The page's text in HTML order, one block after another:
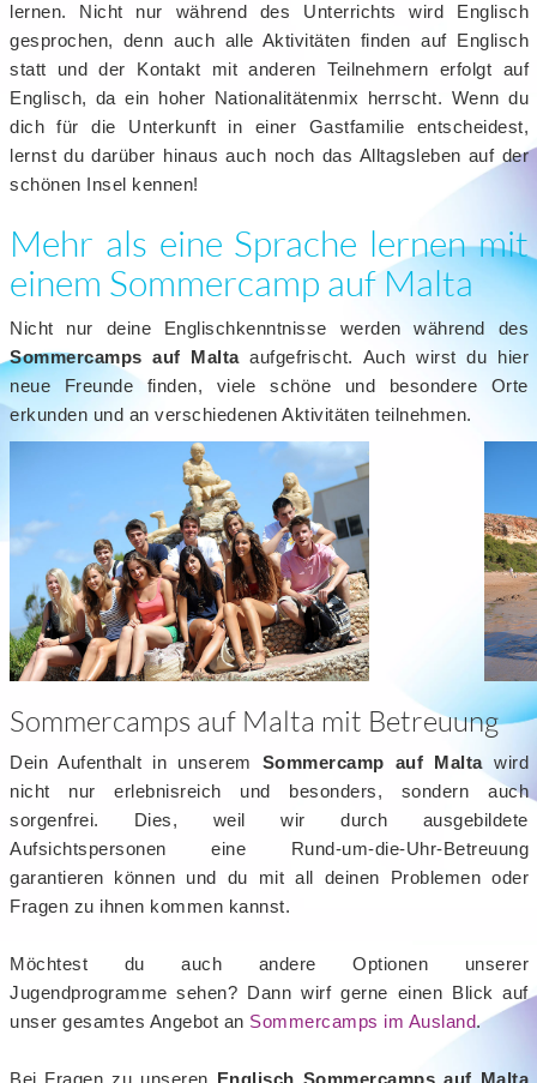
lernen. Nicht nur während des Unterrichts wird Englisch
gesprochen, denn auch alle Aktivitäten finden auf Englisch
statt und der Kontakt mit anderen Teilnehmern erfolgt auf
Englisch, da ein hoher Nationalitätenmix herrscht. Wenn du
dich für die Unterkunft in einer Gastfamilie entscheidest,
lernst du darüber hinaus auch noch das Alltagsleben auf der
schönen Insel kennen!
Mehr als eine Sprache lernen mit
einem Sommercamp auf Malta
Nicht nur deine Englischkenntnisse werden während des
Sommercamps auf Maltaaufgefrischt. Auch wirst du hier
neue Freunde finden, viele schöne und besondere Orte
erkunden und an verschiedenen Aktivitäten teilnehmen.
Sommercamps auf Malta mit Betreuung
Dein Aufenthalt in unserem Sommercamp auf Maltawird
nicht nur erlebnisreich und besonders, sondern auch
sorgenfrei. Dies, weil wir durch ausgebildete
Aufsichtspersonen eine Rund-um-die-Uhr-Betreuung
garantieren können und du mit all deinen Problemen oder
Fragen zu ihnen kommen kannst.
Möchtest du auch andere Optionen unserer
Jugendprogramme sehen? Dann wirf gerne einen Blick auf
unser gesamtes Angebot an Sommercamps im Ausland.
Bei Fragen zu unseren Englisch Sommercamps auf Malta